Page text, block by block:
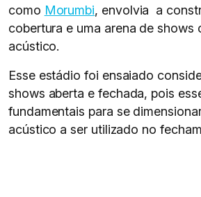
como Morumbi, envolvia a
cobertura e uma arena de shows
acústico.
Esse estádio foi ensaiado
shows aberta e fechada, pois
fundamentais para se
acústico a ser utilizado no